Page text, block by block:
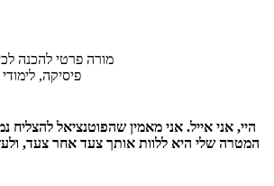
מורה פרטי להכנה
פיסיקה,
היי, אני אייל. אני מאמין שהפוטנציאל להצליח
המטרה שלי היא ללוות אותך צעד אחר צעד,